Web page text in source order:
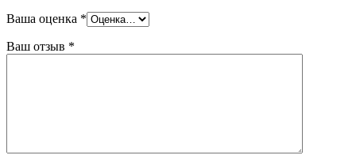
Ваша оценка *
Ваш отзыв *